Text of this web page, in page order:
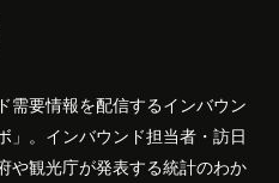
需要情報を配信するインバウン
」。インバウンド担当者・訪日
や観光庁が発表する統計のわか